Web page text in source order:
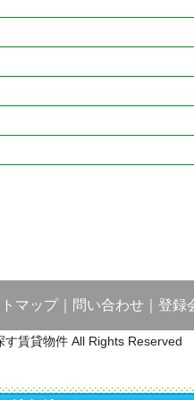
マップ｜ 問い合わせ 登録
賃貸物件 All Rights Reserved